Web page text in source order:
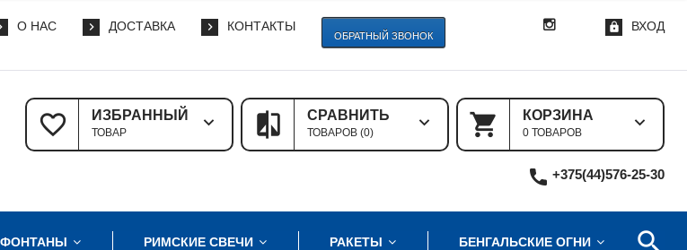
О НАС ДОСТАВКА КОНТАКТЫ ВХОД
ОБРАТНЫЙ ЗВОНОК
КОРЗИНА
0 ТОВАРОВ
СРАВНИТЬ
ТОВАРОВ (0)
ИЗБРАННЫЙ
ТОВАР
+375(44)576-25-30
ФОНТАНЫ РИМСКИЕ СВЕЧИ РАКЕТЫ БЕНГАЛЬСКИЕ ОГНИ